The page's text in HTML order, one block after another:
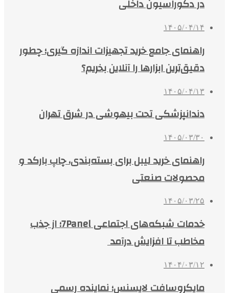
در دکوراسیون داخلی
۱۴۰۵/۰۴/۱۴
راهنمای جامع خرید تجهیزات اندازه گیری؛ چطور
دقیق‌ترین ابزارها را آنلاین بخریم؟
۱۴۰۵/۰۴/۱۳
دندانپزشکی تحت بیهوشی در شرق تهران
۱۴۰۵/۰۳/۳۰
راهنمای خرید لیبل برای بسته‌بندی، چاپ بارکد و
محصولات صنعتی
۱۴۰۵/۰۳/۲۵
خدمات شبکه‌های اجتماعی 7Panel؛ از جذب
مخاطب تا افزایش درآمد
۱۴۰۴/۰۳/۱۲
مایکروسافت لایسنس؛ نماینده رسمی